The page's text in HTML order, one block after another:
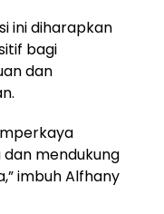
ini diharapkan
bagi
dan
mendukung
imbuh Alfhany